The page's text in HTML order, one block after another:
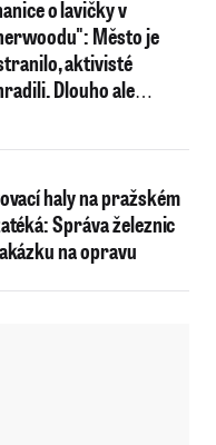
o lavičky v
Město je
aktivisté
Dlouho ale
haly na pražském
Správa železnic
na opravu